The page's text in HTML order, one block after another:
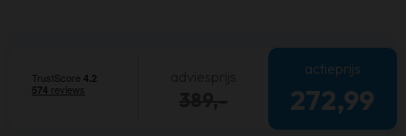
actieprijs
272,99